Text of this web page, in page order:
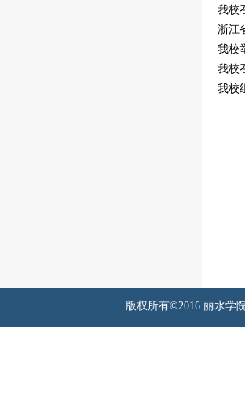
我校
浙江
我校
我校
我校
版权所有©2016 丽水学